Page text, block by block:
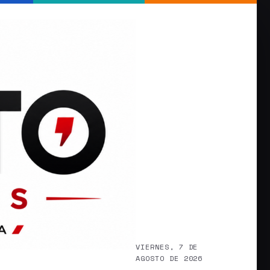
VIERNES, 7 DE
AGOSTO DE 2026